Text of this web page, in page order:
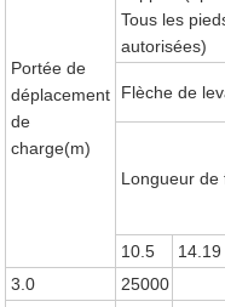
Portée de
déplacement
de
charge(m)
Tous les
autorisées)
Flèche de
Longueur de
10.5 14.19
3.0
25000